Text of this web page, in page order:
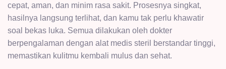
cepat, aman, dan minim rasa sakit. Prosesnya singkat,
hasilnya langsung terlihat, dan kamu tak perlu khawatir
soal bekas luka. Semua dilakukan oleh dokter
berpengalaman dengan alat medis steril berstandar tinggi,
memastikan kulitmu kembali mulus dan sehat.